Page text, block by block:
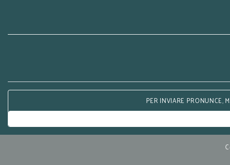
PER INVIARE PRONUNCE,